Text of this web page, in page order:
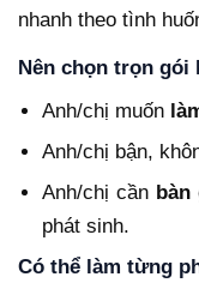
nhanh theo tình
Nên chọn trọn gói
Anh/chị muốn
Anh/chị bận,
Anh/chị cần
phát sinh.
Có thể làm từng